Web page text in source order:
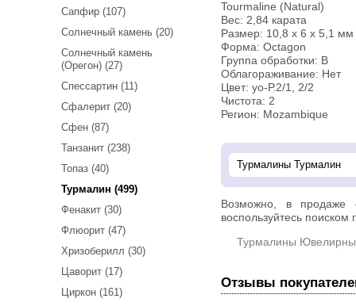
Сапфир (107)
Солнечный камень (20)
Солнечный камень
(Орегон) (27)
Спессартин (11)
Сфалерит (20)
Сфен (87)
Танзанит (238)
Топаз (40)
Турмалин (499)
Фенакит (30)
Флюорит (47)
Хризоберилл (30)
Цаворит (17)
Циркон (161)
Tourmaline (Natural)
Вес: 2,84 карата
Размер: 10,8 х 6 х 5,1 мм
Форма: Octagon
Группа обработки: В
Облагораживание: Нет
Цвет: уо-Р.2/1, 2/2
Чистота: 2
Регион: Mozambique
Возможно, в продаже
воспользуйтесь поиском
Турмалины
Отзывы